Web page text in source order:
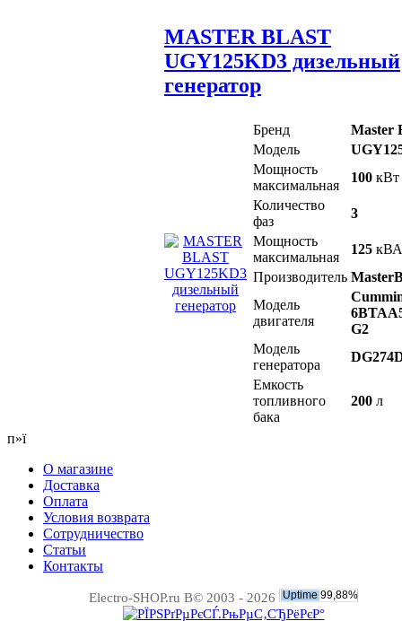
MASTER BLAST
UGY125KD3 дизельный
генератор
Бренд
Master
Модель
Мощность
максимальная
100 кВт
Количество
фаз
3
Мощность
максимальная
125 кВА
Производитель
Модель
двигателя
G2
Модель
генератора
Емкость
топливного
бака
200 л
п»ї
О магазине
Доставка
Оплата
Условия возврата
Сотрудничество
Статьи
Контакты
Electro-SHOP.ru В© 2003 - 2026